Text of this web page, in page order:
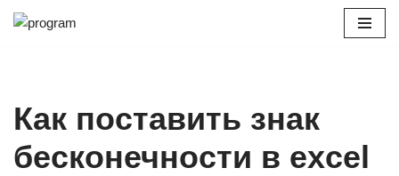
Как поставить знак
бесконечности в excel